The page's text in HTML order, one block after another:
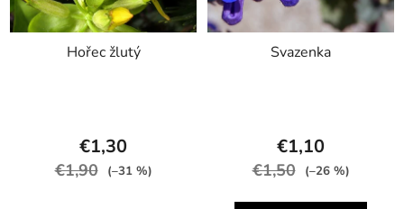
Hořec žlutý
€1,30
€1,90 (–31 %)
Svazenka
€1,10
€1,50 (–26 %)